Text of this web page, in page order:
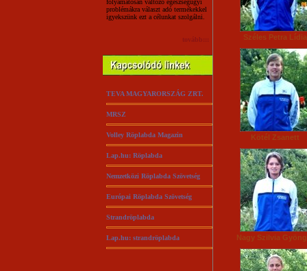
folyamatosan változó egészségügyi
problémákra választ adó termékekkel
igyekszünk ezt a célunkat szolgálni.
tovább:::
TEVA MAGYARORSZÁG ZRT.
MRSZ
Volley Röplabda Magazin
Lap.hu: Röplabda
Nemzetközi Röplabda Szövetség
Európai Röplabda Szövetség
Strandröplabda
Lap.hu: strandröplabda
Széles Petra Lídia
Kötél Zsanett
Nagy Szilvia